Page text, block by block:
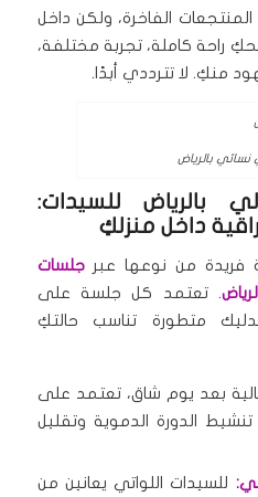
الفاخرة، ولكن داخل
راحة كاملة، تجربة مختلفة،
منكِ. لا تترددي أبدًا.
بالرياض
بالرياض للسيدات:
داخل منزلكِ
فريدة من نوعها عبرجلسات
. تعتمد كل جلسة على
متطورة تناسب حالتكِ
بعد يوم شاق، تعتمد على
الدورة الدموية وتقليل
للسيدات اللواتي يعانين من